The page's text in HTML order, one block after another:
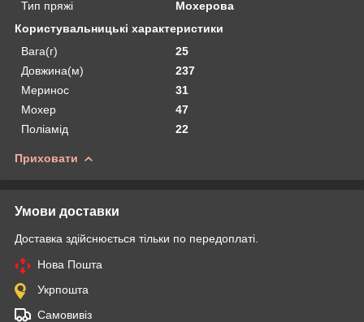
Тип пряжі
Мохерова
Користувальницькі характеристики
Вага(г)
25
Довжина(м)
237
Меринос
31
Мохер
47
Поліамід
22
Приховати
Умови доставки
Доставка здійснюється тільки по передоплаті.
Нова Пошта
Укрпошта
Самовивіз